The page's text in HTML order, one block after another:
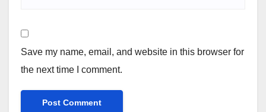
Save my name, email, and website in this browser for
the next time I comment.